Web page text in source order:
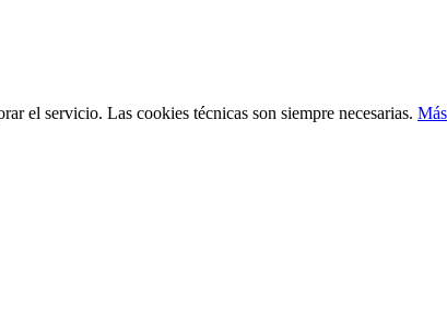
el servicio. Las cookies técnicas son siempre necesarias.